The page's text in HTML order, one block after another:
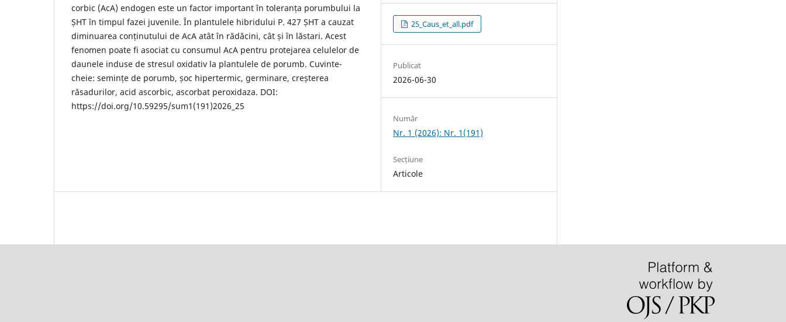
corbic (AcA) endogen este un factor important în toleranța porumbului la
ȘHT în timpul fazei juvenile. În plantulele hibridului P. 427 ȘHT a cauzat
diminuarea conținutului de AcA atât în rădăcini, cât și în lăstari. Acest
fenomen poate fi asociat cu consumul AcA pentru protejarea celulelor de
daunele induse de stresul oxidativ la plantulele de porumb. Cuvinte-
cheie: semințe de porumb, șoc hipertermic, germinare, creșterea
răsadurilor, acid ascorbic, ascorbat peroxidaza. DOI:
https://doi.org/10.59295/sum1(191)2026_25
25_Caus_et_all.pdf
Publicat
2026-06-30
Număr
Nr. 1 (2026): Nr. 1(191)
Secțiune
Articole